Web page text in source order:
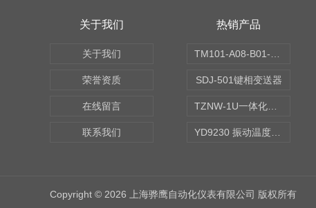
关于我们
关于我们
荣誉资质
在线留言
联系我们
热销产品
SDJ-501键相变送器
Copyright © 2026 上海骅鹰自动化仪表有限公司 版权所有